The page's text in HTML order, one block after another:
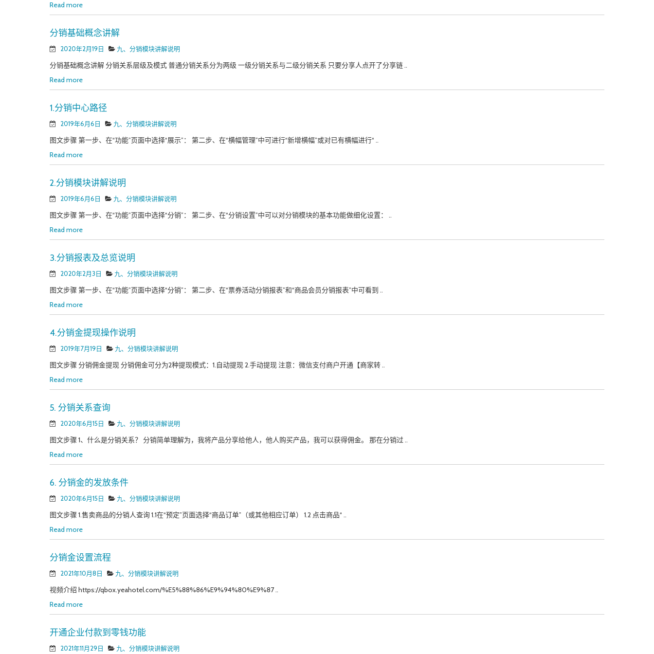
Read more
分销基础概念讲解
2020年2月19日 九、分销模块讲解说明
分销基础概念讲解 分销关系层级及模式 普通分销关系分为两级 一级分销关系与二级分销关系 只要分享人点开了分享链 ..
Read more
1.分销中心路径
2019年6月6日 九、分销模块讲解说明
图文步骤 第一步、在“功能”页面中选择“展示”： 第二步、在“横幅管理”中可进行“新增横幅”或对已有横幅进行“ ..
Read more
2.分销模块讲解说明
2019年6月6日 九、分销模块讲解说明
图文步骤 第一步、在“功能”页面中选择“分销”： 第二步、在“分销设置”中可以对分销模块的基本功能做细化设置： ..
Read more
3.分销报表及总览说明
2020年2月3日 九、分销模块讲解说明
图文步骤 第一步、在“功能”页面中选择“分销”： 第二步、在“票券活动分销报表”和“商品会员分销报表”中可看到 ..
Read more
4.分销金提现操作说明
2019年7月19日 九、分销模块讲解说明
图文步骤 分销佣金提现 分销佣金可分为2种提现模式：1.自动提现 2.手动提现 注意：微信支付商户开通【商家转 ..
Read more
5. 分销关系查询
2020年6月15日 九、分销模块讲解说明
图文步骤 1、什么是分销关系？ 分销简单理解为，我将产品分享给他人，他人购买产品，我可以获得佣金。 那在分销过 ..
Read more
6. 分销金的发放条件
2020年6月15日 九、分销模块讲解说明
图文步骤 1.售卖商品的分销人查询 1.1在“预定”页面选择“商品订单”（或其他相应订单） 1.2 点击商品“ ..
Read more
分销金设置流程
2021年10月8日 九、分销模块讲解说明
视频介绍 https://qbox.yeahotel.com/%E5%88%86%E9%94%80%E9%87 ..
Read more
开通企业付款到零钱功能
2021年11月29日 九、分销模块讲解说明